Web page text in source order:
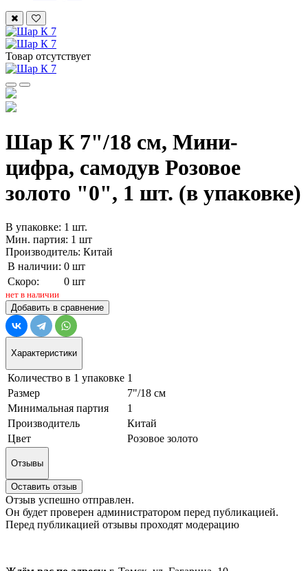
Товар отсутствует
Шар К 7"/18 см, Мини-
цифра, самодув Розовое
золото "0", 1 шт. (в упаковке)
В упаковке: 1 шт.
Мин. партия: 1 шт
Производитель: Китай
В наличии: 0 шт
Скоро:
0 шт
нет в наличии
Добавить в сравнение
Характеристики
Количество в 1 упаковке 1
Размер
7"/18 см
Минимальная партия
1
Производитель
Китай
Цвет
Розовое золото
Отзывы
Оставить отзыв
Отзыв успешно отправлен.
Он будет проверен администратором перед публикацией.
Перед публикацией отзывы проходят модерацию